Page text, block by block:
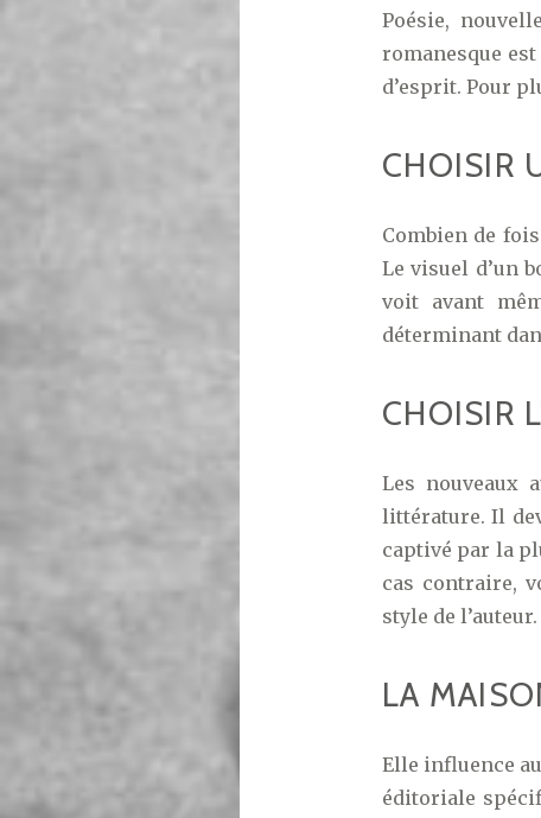
Poésie,
romanesque
d’esprit. Pour
CHOISIR
Combien de
Le visuel d’un
voit avant
déterminant
CHOISIR
Les nouveaux
littérature. Il
captivé par la
cas contraire,
style de l’auteur.
LA
Elle influence
éditoriale